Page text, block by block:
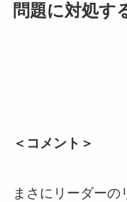
問題に対処す
＜コメント＞
まさにリーダー